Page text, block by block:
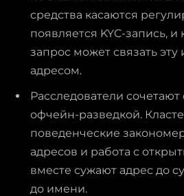
средства касаются
появляется KYC-запись,
запрос может связать
адресом.
Расследователи
офчейн-разведкой.
поведенческие
адресов и работа с
вместе сужают адрес до
до имени.